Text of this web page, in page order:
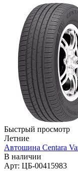
Быстрый просмотр
Летние
Автошина Centara
В наличии
Арт: ЦБ-00415983